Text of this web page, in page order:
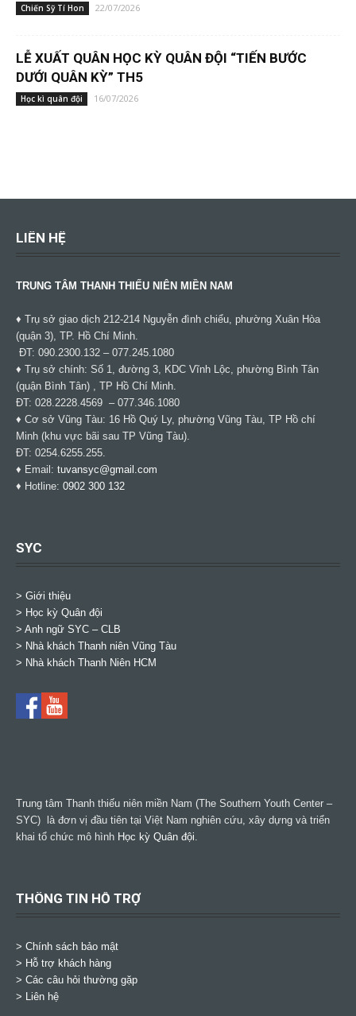
Chiến Sỹ Tí Hon 22/07/2026
LỄ XUẤT QUÂN HỌC KỲ QUÂN ĐỘI “TIẾN BƯỚC
DƯỚI QUÂN KỲ” TH5
Học kì quân đội 16/07/2026
LIÊN HỆ
TRUNG TÂM THANH THIẾU NIÊN MIỀN NAM
♦ Trụ sở giao dịch 212-214 Nguyễn đình chiểu, phường Xuân Hòa
(quận 3), TP. Hồ Chí Minh.
ĐT: 090.2300.132 – 077.245.1080
♦ Trụ sở chính: Số 1, đường 3, KDC Vĩnh Lộc, phường Bình Tân
(quận Bình Tân) , TP Hồ Chí Minh.
ĐT: 028.2228.4569 – 077.346.1080
♦ Cơ sở Vũng Tàu: 16 Hồ Quý Ly, phường Vũng Tàu, TP Hồ chí
Minh (khu vực bãi sau TP Vũng Tàu).
ĐT: 0254.6255.255.
♦ Email: tuvansyc@gmail.com
♦ Hotline: 0902 300 132
SYC
> Giới thiệu
> Học kỳ Quân đội
> Anh ngữ SYC – CLB
> Nhà khách Thanh niên Vũng Tàu
> Nhà khách Thanh Niên HCM
Trung tâm Thanh thiếu niên miền Nam (The Southern Youth Center –
SYC) là đơn vị đầu tiên tại Việt Nam nghiên cứu, xây dựng và triển
khai tổ chức mô hình Học kỳ Quân đội
THÔNG TIN HỖ TRỢ
> Chính sách bảo mật
> Hỗ trợ khách hàng
> Các câu hỏi thường gặp
> Liên hệ